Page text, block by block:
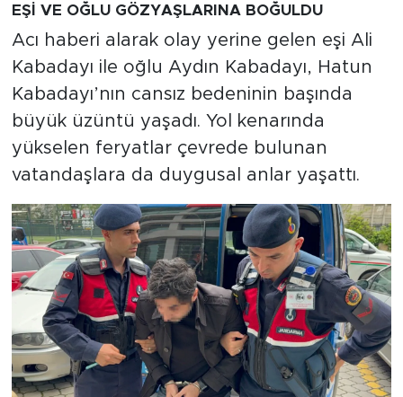
EŞİ VE OĞLU GÖZYAŞLARINA BOĞULDU
Acı haberi alarak olay yerine gelen eşi Ali
Kabadayı ile oğlu Aydın Kabadayı, Hatun
Kabadayı’nın cansız bedeninin başında
büyük üzüntü yaşadı. Yol kenarında
yükselen feryatlar çevrede bulunan
vatandaşlara da duygusal anlar yaşattı.